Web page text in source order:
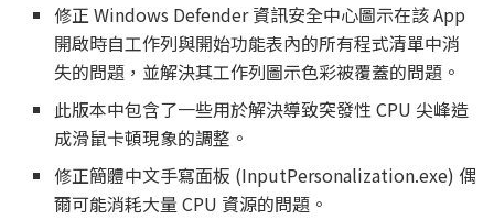
修正 Windows Defender 資訊安全中心圖示在該 App
開啟時自工作列與開始功能表內的所有程式清單中消
失的問題，並解決其工作列圖示色彩被覆蓋的問題。
此版本中包含了一些用於解決導致突發性 CPU 尖峰造
成滑鼠卡頓現象的調整。
修正簡體中文手寫面板 (InputPersonalization.exe) 偶
爾可能消耗大量 CPU 資源的問題。